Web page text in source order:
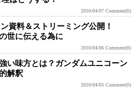
2010/04/07 Comment(0)
資料＆ストリーミング公開！
世に伝える為に
2010/04/06 Comment(0)
い味方とは？ガンダムユニコーン
解釈
2010/04/05 Comment(0)